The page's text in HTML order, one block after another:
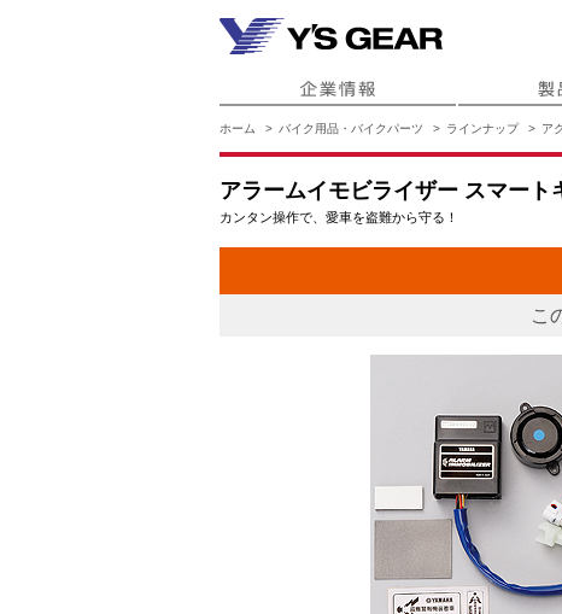
ホーム バイク用品・バイクパーツ ラインナップ ア
アラームイモビライザー スマー
カンタン操作で、愛車を盗難から守る！
こ